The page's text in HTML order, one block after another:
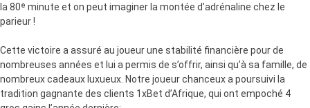
la 80ᵉ minute et on peut imaginer la montée d’adrénaline chez le
parieur !
Cette victoire a assuré au joueur une stabilité financière pour de
nombreuses années et lui a permis de s’offrir, ainsi qu’à sa famille, de
nombreux cadeaux luxueux. Notre joueur chanceux a poursuivi la
tradition gagnante des clients 1xBet d’Afrique, qui ont empoché 4